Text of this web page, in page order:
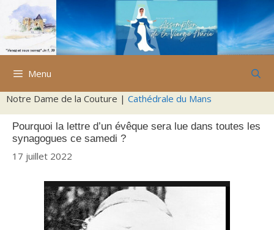
Aller
contenu
Menu
Notre Dame de la Couture | Cathédrale du Mans
Pourquoi la lettre d’un évêque sera lue dans toutes les
synagogues ce samedi ?
17 juillet 2022